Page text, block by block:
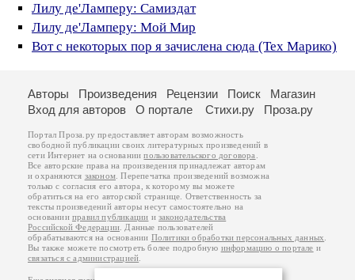
Лилу де'Ламперу: Самиздат
Лилу де'Ламперу: Мой Мир
Вот с некоторых пор я зачислена сюда (Тех Марико)
Авторы Произведения Рецензии Поиск
Магазин
Вход для авторов
О портале Стихи.ру Проза.ру
Портал Проза.ру предоставляет авторам возможность
свободной публикации своих литературных произведений в
сети Интернет на основаниипользовательского договора
Все авторские права на произведения принадлежат авторам
и охраняются законом . Перепечатка произведений возможна
только с согласия его автора, к которому вы можете
обратиться на его авторской странице. Ответственность за
тексты произведений авторы несут самостоятельно на
основанииправил публикации изаконодательства
Российской Федерации . Данные пользователей
обрабатываются на основании Политики обработки персональных данных
Вы также можете посмотреть более подробную информацию о портале и
связаться с администрацией